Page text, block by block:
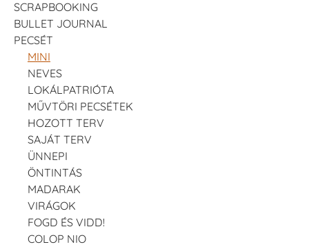
SCRAPBOOKING
BULLET JOURNAL
PECSÉT
MINI
NEVES
LOKÁLPATRIÓTA
MŰVTÖRI PECSÉTEK
HOZOTT TERV
SAJÁT TERV
ÜNNEPI
ÖNTINTÁS
MADARAK
VIRÁGOK
FOGD ÉS VIDD!
COLOP NIO